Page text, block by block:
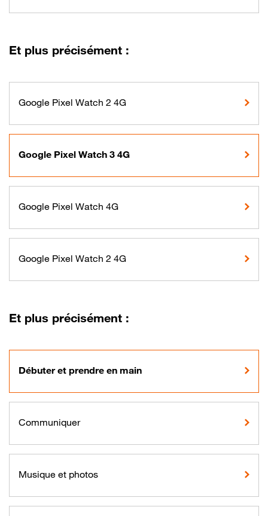
Et plus précisément :
Google Pixel Watch 2 4G
Google Pixel Watch 3 4G
Google Pixel Watch 4G
Google Pixel Watch 2 4G
Et plus précisément :
Débuter et prendre en main
Communiquer
Musique et photos